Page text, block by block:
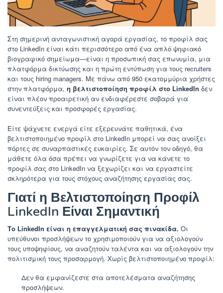
Στη σημερινή ανταγωνιστική αγορά εργασίας, το προφίλ σας
στο LinkedIn είναι κάτι περισσότερο από ένα απλό ψηφιακό
βιογραφικό σημείωμα—είναι η προσωπική σας επωνυμία, μια
πλατφόρμα δικτύωσης και η πρώτη εντύπωση για τους recruiters
και τους hiring managers. Με πάνω από 950 εκατομμύρια χρήστες
στην πλατφόρμα, η βελτιστοποίηση προφίλ στο LinkedIn δεν
είναι πλέον προαιρετική αν ενδιαφέρεστε σοβαρά για
συνεντεύξεις και προσφορές εργασίας.
Είτε ψάχνετε ενεργά είτε εξερευνάτε παθητικά, ένα
βελτιστοποιημένο προφίλ στο LinkedIn μπορεί να σας ανοίξει
πόρτες σε συναρπαστικές ευκαιρίες. Σε αυτόν τον οδηγό, θα
μάθετε όλα όσα πρέπει να γνωρίζετε για να κάνετε το
προφίλ σας στο LinkedIn να ξεχωρίζει και να εργαστείτε
σκληρότερα για τους στόχους αναζήτησης εργασίας σας.
Γιατί η Βελτιστοποίηση Προφίλ
LinkedIn Είναι Σημαντική
Το LinkedIn είναι η επαγγελματική σας πινακίδα. Οι
υπεύθυνοι προσλήψεων το χρησιμοποιούν για να αξιολογούν
τους υποψηφίους, να αναζητούν ταλέντα και να αξιολογούν την
πολιτισμική τους προσαρμογή. Χωρίς βελτιστοποιημένο προφίλ:
Δεν θα εμφανίζεστε στα αποτελέσματα αναζήτησης
προσλήψεων.